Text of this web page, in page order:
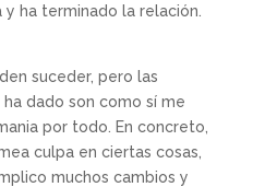
y ha terminado la relación.
suceder, pero las
dado son como sí me
por todo. En concreto,
culpa en ciertas cosas,
muchos cambios y